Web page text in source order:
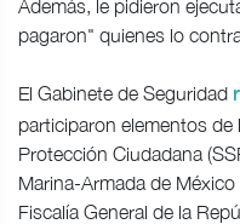
Además, le pidieron
pagaron" quienes lo
El Gabinete de Seguridad
participaron elementos de
Protección Ciudadana
Marina-Armada de
Fiscalía General de la